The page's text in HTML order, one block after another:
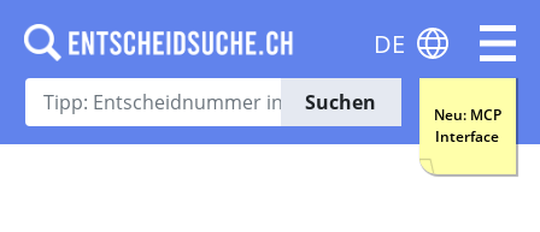
Suchen
Neu: MCP
Interface
DE